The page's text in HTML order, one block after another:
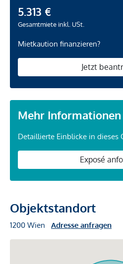
5.313 €
Gesamtmiete inkl. USt.
Mietkaution finanzieren?
Jetzt
Mehr
Detaillierte Einblicke in dieses
Exposé
Objektstandort
1200 Wien Adresse anfragen